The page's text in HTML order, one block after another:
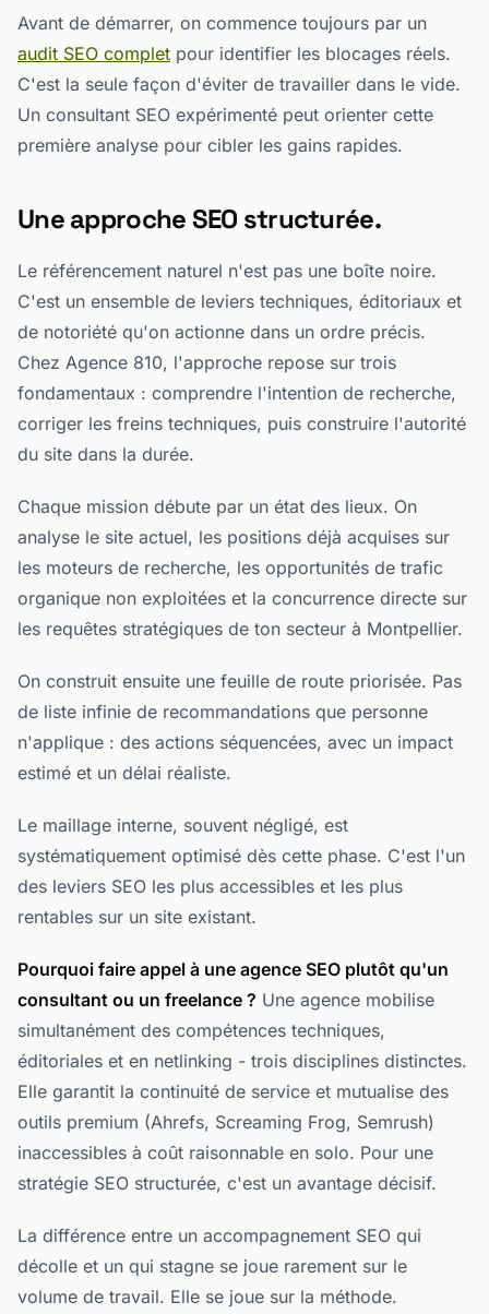
Avant de démarrer, on commence toujours par un
audit SEO complet pour identifier les blocages réels.
C'est la seule façon d'éviter de travailler dans le vide.
Un consultant SEO expérimenté peut orienter cette
première analyse pour cibler les gains rapides.
Une approche SEO structurée.
Le référencement naturel n'est pas une boîte noire.
C'est un ensemble de leviers techniques, éditoriaux et
de notoriété qu'on actionne dans un ordre précis.
Chez Agence 810, l'approche repose sur trois
fondamentaux : comprendre l'intention de recherche,
corriger les freins techniques, puis construire l'autorité
du site dans la durée.
Chaque mission débute par un état des lieux. On
analyse le site actuel, les positions déjà acquises sur
les moteurs de recherche, les opportunités de trafic
organique non exploitées et la concurrence directe sur
les requêtes stratégiques de ton secteur à Montpellier.
On construit ensuite une feuille de route priorisée. Pas
de liste infinie de recommandations que personne
n'applique : des actions séquencées, avec un impact
estimé et un délai réaliste.
Le maillage interne, souvent négligé, est
systématiquement optimisé dès cette phase. C'est l'un
des leviers SEO les plus accessibles et les plus
rentables sur un site existant.
Pourquoi faire appel à une agence SEO plutôt qu'un
consultant ou un freelance ? Une agence mobilise
simultanément des compétences techniques,
éditoriales et en netlinking - trois disciplines distinctes.
Elle garantit la continuité de service et mutualise des
outils premium (Ahrefs, Screaming Frog, Semrush)
inaccessibles à coût raisonnable en solo. Pour une
stratégie SEO structurée, c'est un avantage décisif.
La différence entre un accompagnement SEO qui
décolle et un qui stagne se joue rarement sur le
volume de travail. Elle se joue sur la méthode.